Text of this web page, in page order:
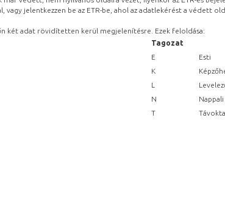
vagy jelentkezzen be az ETR-be, ahol az adatlekérést a védett
két adat rövidítetten kerül megjelenítésre. Ezek feloldása:
Tagozat
E
Esti
K
L
N
Nappali
T